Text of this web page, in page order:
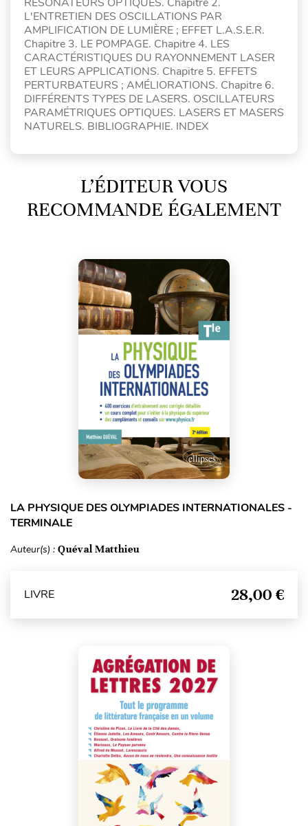
L'ENTRETIEN DES OSCILLATIONS PAR
AMPLIFICATION DE LUMIÈRE ; EFFET L.A.S.E.R.
Chapitre 3. LE POMPAGE. Chapitre 4. LES
CARACTÉRISTIQUES DU RAYONNEMENT LASER
ET LEURS APPLICATIONS. Chapitre 5. EFFETS
PERTURBATEURS ; AMÉLIORATIONS. Chapitre 6.
DIFFÉRENTS TYPES DE LASERS. OSCILLATEURS
PARAMÉTRIQUES OPTIQUES. LASERS ET MASERS
NATURELS. BIBLIOGRAPHIE. INDEX
L’ÉDITEUR VOUS
RECOMMANDE ÉGALEMENT
LA PHYSIQUE DES OLYMPIADES INTERNATIONALES -
TERMINALE
Auteur(s) : Quéval Matthieu
LIVRE 28,00 €